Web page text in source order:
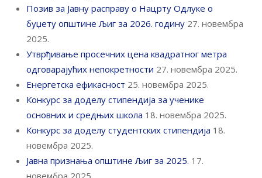
Позив за Јавну расправу о Нацрту Одлуке о
буџету општине Љиг за 2026. годину 27. новембра
2025.
Утврђивање просечних цена квадратног метра
одговарајућих непокретности 27. новембра 2025.
Енергетска ефикасност 25. новембра 2025.
Конкурс за доделу стипендија за ученике
основних и средњих школа 18. новембра 2025.
Конкурс за доделу студентских стипендија 18.
новембра 2025.
Јавна признања општине Љиг за 2025. 17.
новембра 2025.